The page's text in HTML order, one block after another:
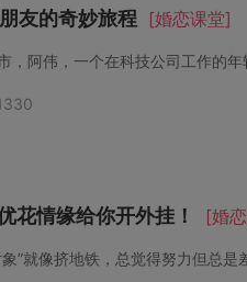
友的奇妙旅程 [婚恋课堂]
花情缘给你开外挂！ [婚
”就像挤地铁，总觉得努力但总